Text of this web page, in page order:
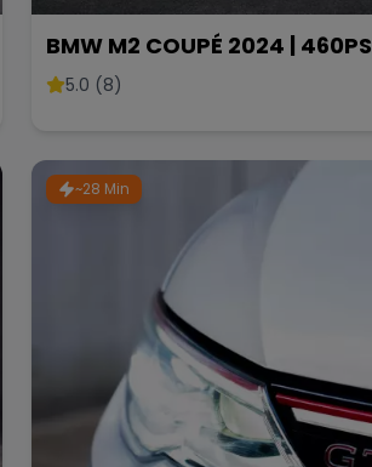
BMW M2 COUPÉ 2024 | 460PS
5.0 (8)
~28 Min